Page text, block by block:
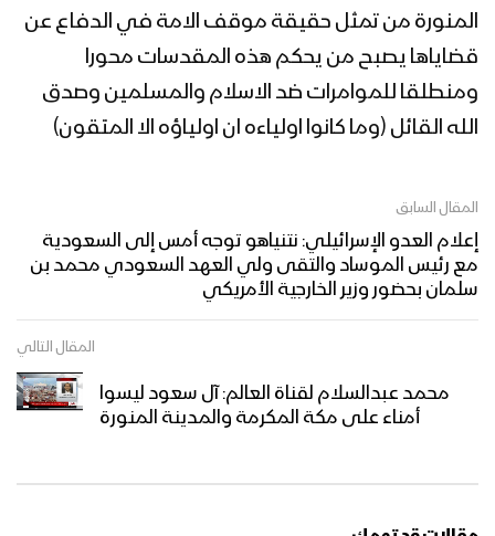
المنورة من تمثل حقيقة موقف الامة في الدفاع عن
قضاياها يصبح من يحكم هذه المقدسات محورا
ومنطلقا للموامرات ضد الاسلام والمسلمين وصدق
الله القائل (وما كانوا اولياءه ان اولياؤه الا المتقون)
المقال السابق
إعلام العدو الإسرائيلي: نتنياهو توجه أمس إلى السعودية
مع رئيس الموساد والتقى ولي العهد السعودي محمد بن
سلمان بحضور وزير الخارجية الأمريكي
المقال التالي
محمد عبدالسلام لقناة العالم: آل سعود ليسوا
أمناء على مكة المكرمة والمدينة المنورة